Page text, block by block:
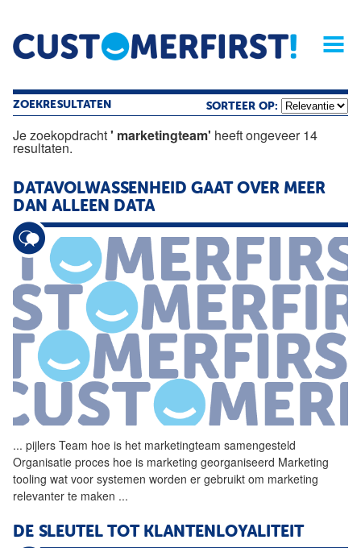
Home Opinie Archief
Magazine
ZOEKRESULTATEN SORTEER OP:
Je zoekopdracht' marketingteam' heeft ongeveer 14
resultaten.
DATAVOLWASSENHEID GAAT OVER MEER
DAN ALLEEN DATA
... pijlers Team hoe is het marketingteam samengesteld
Organisatie proces hoe is marketing georganiseerd Marketing
tooling wat voor systemen worden er gebruikt om marketing
relevanter te maken ...
DE SLEUTEL TOT KLANTENLOYALITEIT